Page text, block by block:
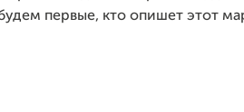
первые, кто опишет этот